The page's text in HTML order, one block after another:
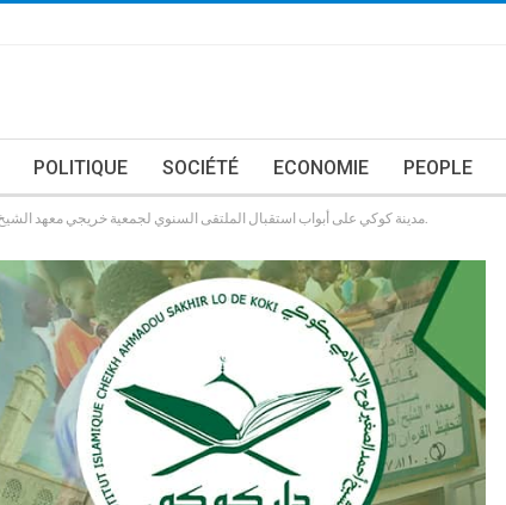
POLITIQUE SOCIÉTÉ ECONOMIE PEOPLE
مدينة كوكي على أبواب استقبال الملتقى السنوي لجمعية خريجي معهد الشيخ أحمد الصغير لوح.